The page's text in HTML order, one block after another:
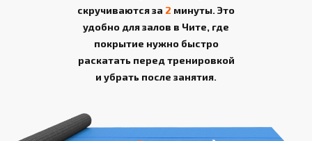
скручиваются за 2 минуты. Это
удобно для залов в Чите, где
покрытие нужно быстро
раскатать перед тренировкой
и убрать после занятия.